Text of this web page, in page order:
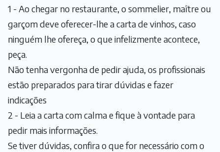
1 - Ao chegar no restaurante, o sommelier, maître ou
garçom deve oferecer-lhe a carta de vinhos, caso
ninguém lhe ofereça, o que infelizmente acontece,
peça.
Não tenha vergonha de pedir ajuda, os profissionais
estão preparados para tirar dúvidas e fazer
indicações
2 - Leia a carta com calma e fique à vontade para
pedir mais informações.
Se tiver dúvidas, confira o que for necessário com o